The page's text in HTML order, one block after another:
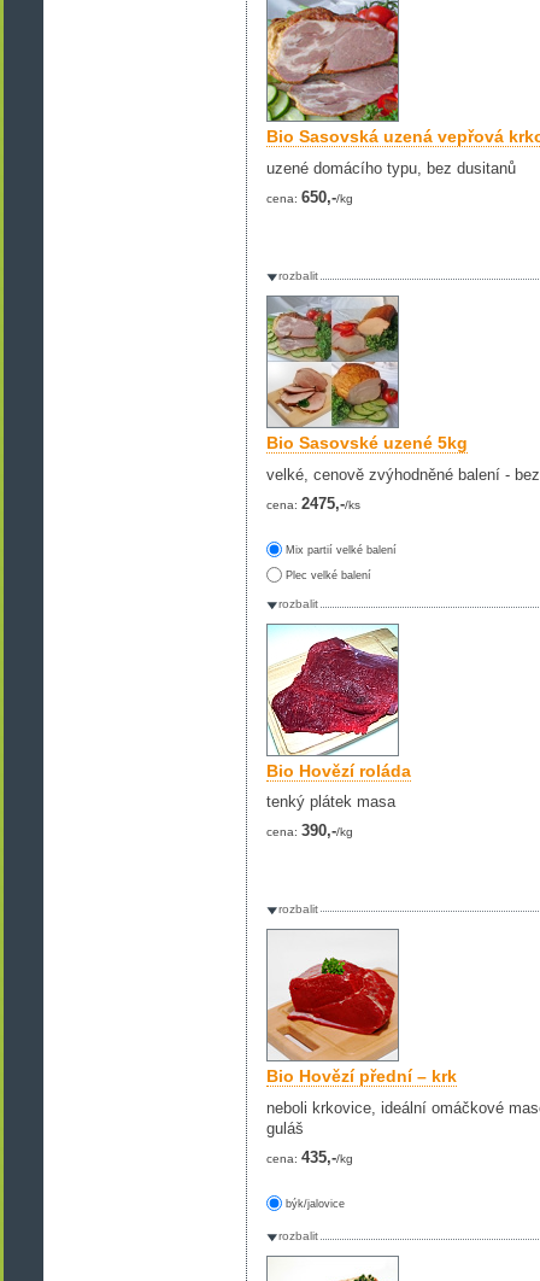
Bio Sasovská uzená vepřová
uzené domácího typu, bez dusitanů
cena: 650,-/kg
rozbalit
Bio Sasovské uzené 5kg
velké, cenově zvýhodněné balení -
cena: 2475,-/ks
Mix partií velké balení
Plec velké balení
rozbalit
Bio Hovězí roláda
tenký plátek masa
cena: 390,-/kg
rozbalit
Bio Hovězí přední – krk
neboli krkovice, ideální omáčkové
guláš
cena: 435,-/kg
býk/jalovice
rozbalit